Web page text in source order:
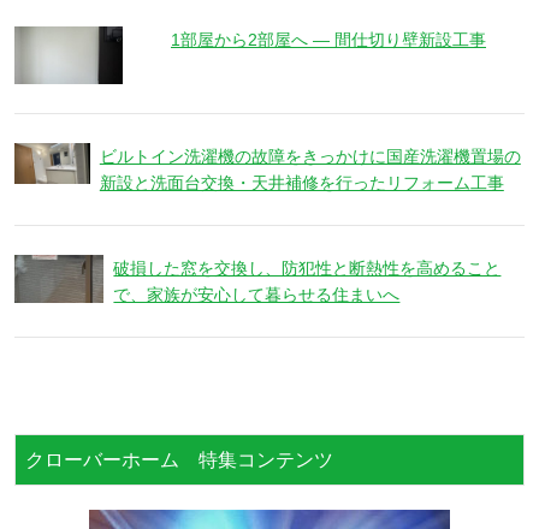
1部屋から2部屋へ ― 間仕切り壁新設工事
ビルトイン洗濯機の故障をきっかけに国産洗濯機置場の
新設と洗面台交換・天井補修を行ったリフォーム工事
破損した窓を交換し、防犯性と断熱性を高めること
で、家族が安心して暮らせる住まいへ
クローバーホーム 特集コンテンツ